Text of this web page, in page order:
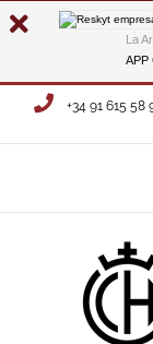
La
APP
Saltar
+34 91 615